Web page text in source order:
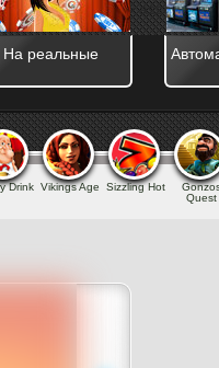
=> assets/
На реальные
Drink Vikings Age Sizzling Hot
Quest